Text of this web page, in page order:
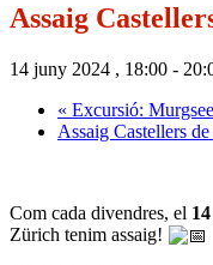
Assaig
14 juny 2024 , 18:00 -
« Excursió:
Assaig Castellers
Com cada divendres, el
Zürich tenim assaig!